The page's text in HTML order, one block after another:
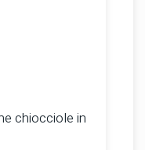
chiocciole in